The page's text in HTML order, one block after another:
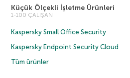
Küçük Ölçekli İşletme Ürünleri
1-100 ÇALIŞAN
Kaspersky Small Office Security
Kaspersky Endpoint Security Cloud
Tüm ürünler